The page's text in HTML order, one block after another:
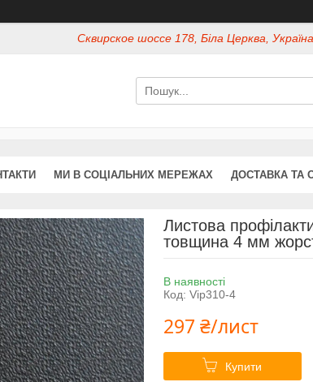
Сквирское шоссе 178, Біла Церква, Україна
МИ В СОЦІАЛЬНИХ МЕРЕЖАХ ДОСТАВКА ТА
Листова
товщина 4 мм
В наявності
Код: Vip310-4
297 ₴/лист
Купити